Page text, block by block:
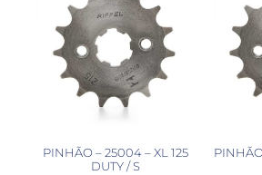
PINHÃO – 25004 – XL 125
DUTY / S